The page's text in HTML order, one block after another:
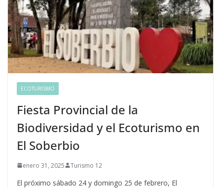
ECOTURISMO
Fiesta Provincial de la
Biodiversidad y el Ecoturismo en
El Soberbio
enero 31, 2025 Turismo 12
El próximo sábado 24 y domingo 25 de febrero, El